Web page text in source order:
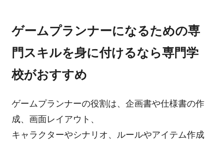
ゲームプランナーになるための専
門スキルを身に付けるなら専門学
校がおすすめ
ゲームプランナーの役割は、企画書や仕様書の作
成、画面レイアウト、
キャラクターやシナリオ、ルールやアイテム作成